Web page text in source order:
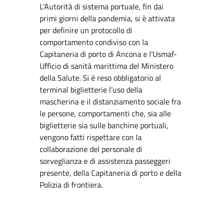
L'Autorità di sistema portuale, fin dai
primi giorni della pandemia, si è attivata
per definire un protocollo di
comportamento condiviso con la
Capitaneria di porto di Ancona e l'Usmaf-
Ufficio di sanità marittima del Ministero
della Salute. Si è reso obbligatorio al
terminal biglietterie l’uso della
mascherina e il distanziamento sociale fra
le persone, comportamenti che, sia alle
biglietterie sia sulle banchine portuali,
vengono fatti rispettare con la
collaborazione del personale di
sorveglianza e di assistenza passeggeri
presente, della Capitaneria di porto e della
Polizia di frontiera.